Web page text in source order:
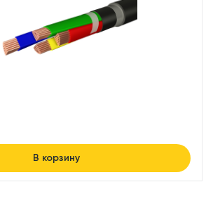
В корзину